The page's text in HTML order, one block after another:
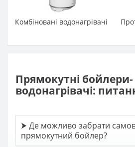
Прямокутні бойлери-
водонагрівачі:
⮞ Де можливо забрати
прямокутний бойлер?
Комбіновані водонагрівачі